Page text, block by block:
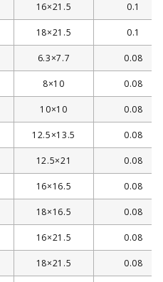
16×21.5 0.1
18×21.5 0.1
6.3×7.7 0.08
8×10 0.08
10×10 0.08
12.5×13.5 0.08
12.5×21 0.08
16×16.5 0.08
18×16.5 0.08
16×21.5 0.08
18×21.5 0.08